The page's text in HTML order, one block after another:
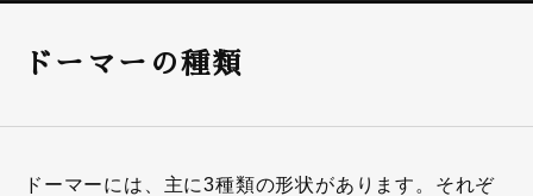
ドーマーの種類
ドーマーには、主に3種類の形状があります。それぞ